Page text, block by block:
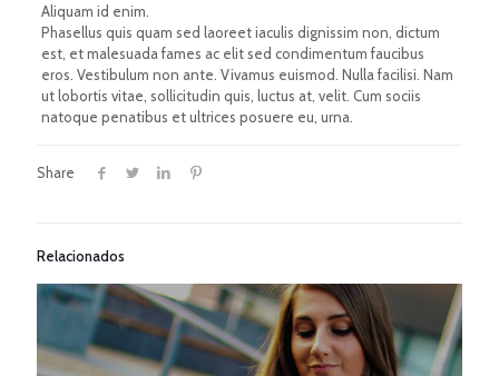
Aliquam id enim.
Phasellus quis quam sed laoreet iaculis dignissim non, dictum
est, et malesuada fames ac elit sed condimentum faucibus
eros. Vestibulum non ante. Vivamus euismod. Nulla facilisi. Nam
ut lobortis vitae, sollicitudin quis, luctus at, velit. Cum sociis
natoque penatibus et ultrices posuere eu, urna.
Share
Relacionados